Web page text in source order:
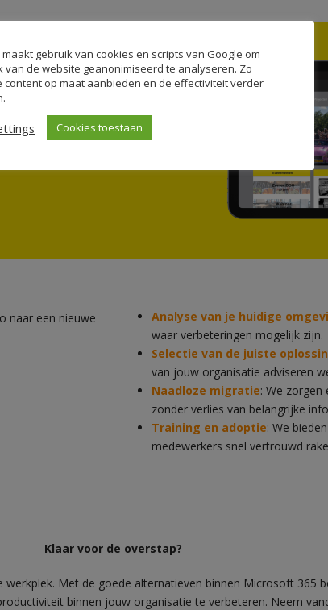
interactieve
het beste bij jullie
een demo.
naar een nieuwe
Analyse van je huidige
waar verbeteringen mogelijk zijn.
Selectie van de juiste
van jouw organisatie adviseren
Naadloze migratie: We
zonder verlies van belangrijke
Training en adoptie: We
medewerkers snel vertrouwd
Klaar voor de overstap?
Met de goede alternatieven binnen Microsoft 365
binnen jouw organisatie te verbeteren. Neem
gebruik van cookies en scripts van Google om
van de website geanonimiseerd te analyseren. Zo
content op maat aanbieden en de effectiviteit verder
Cookies toestaan